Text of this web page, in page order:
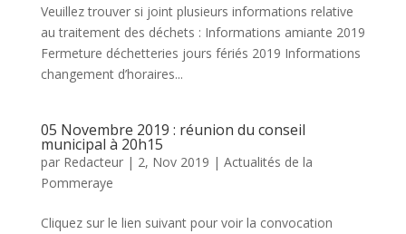
Veuillez trouver si joint plusieurs informations relative
au traitement des déchets : Informations amiante 2019
Fermeture déchetteries jours fériés 2019 Informations
changement d’horaires...
05 Novembre 2019 : réunion du conseil
municipal à 20h15
par Redacteur| 2, Nov 2019 | Actualités de la
Pommeraye
Cliquez sur le lien suivant pour voir la convocation